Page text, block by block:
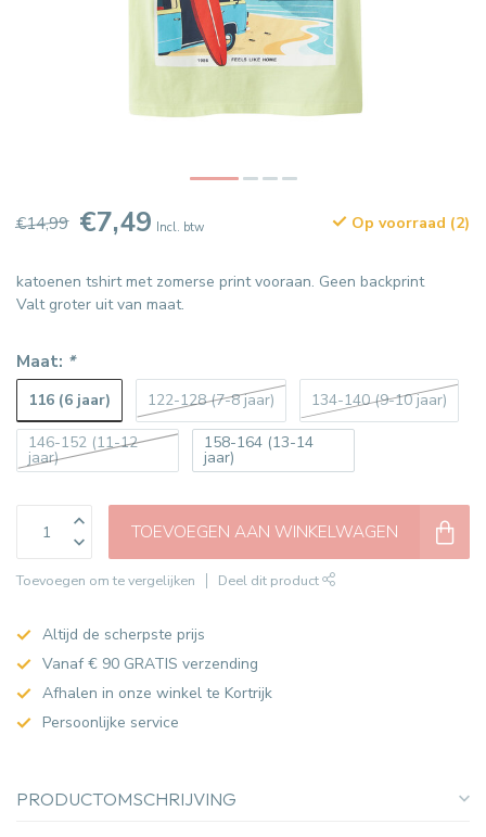
€14,99 €7,49 Incl. btw Op voorraad (2)
katoenen tshirt met zomerse print vooraan. Geen backprint
Valt groter uit van maat.
Maat: *
116 (6 jaar) 122-128 (7-8 jaar) 134-140 (9-10 jaar)
146-152 (11-12
jaar)
158-164 (13-14
jaar)
TOEVOEGEN AAN WINKELWAGEN
Toevoegen om te vergelijken Deel dit product
Altijd de scherpste prijs
Vanaf € 90 GRATIS verzending
Afhalen in onze winkel te Kortrijk
Persoonlijke service
PRODUCTOMSCHRIJVING